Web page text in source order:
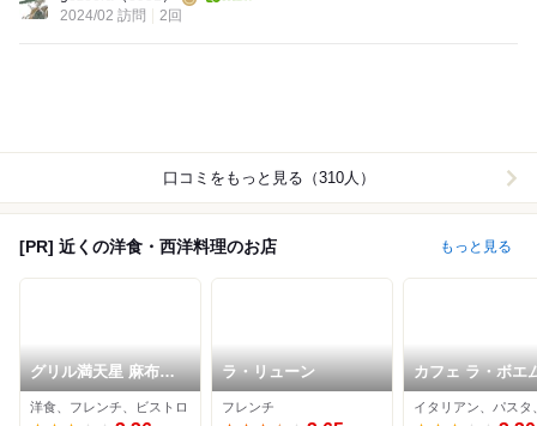
2024/02 訪問
2回
口コミをもっと見る（310人）
[PR] 近くの洋食・西洋料理のお店 もっと見る
グリル満天星 麻布十
番 本店
洋食、フレンチ、ビストロ
ラ・リューン
フレンチ
カフェ ラ・ボエ
布十番